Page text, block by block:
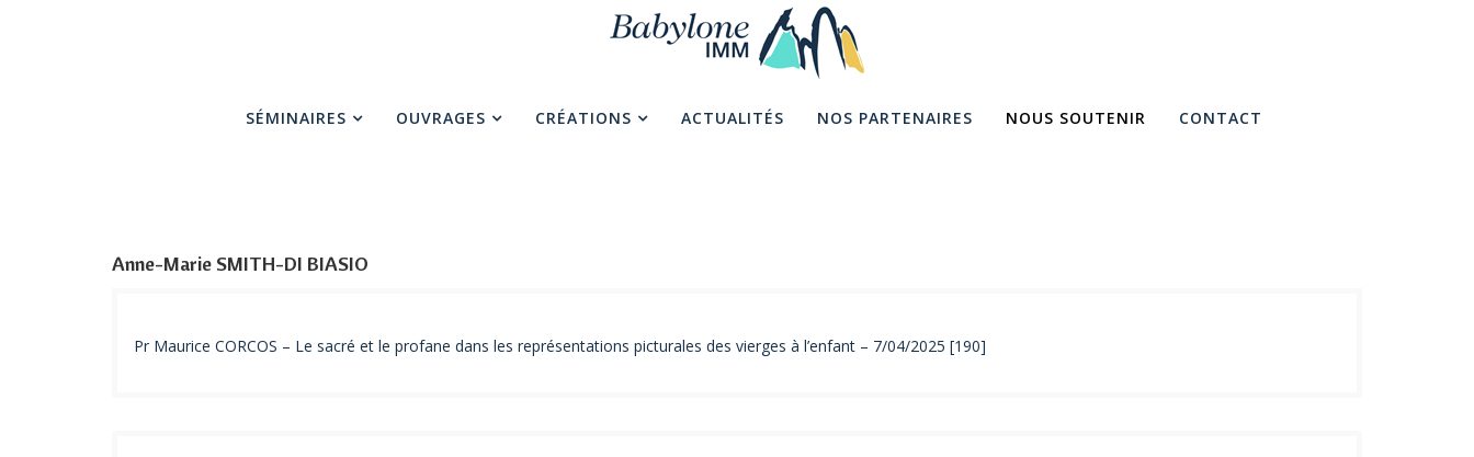
SÉMINAIRES OUVRAGES CRÉATIONS ACTUALITÉS NOS PARTENAIRES NOUS SOUTENIR CONTACT
Anne-Marie SMITH-DI BIASIO
Pr Maurice CORCOS – Le sacré et le profane dans les représentations picturales des vierges à l’enfant – 7/04/2025 [190]